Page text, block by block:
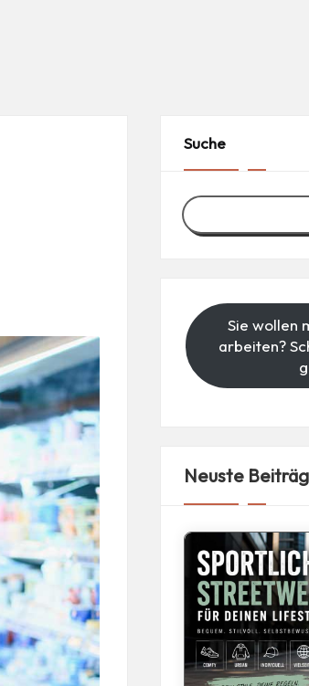
Suche
Sie wollen
arbeiten?
Neuste